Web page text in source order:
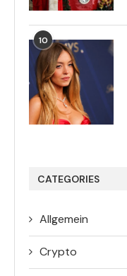
10
CATEGORIES
Allgemein
Crypto